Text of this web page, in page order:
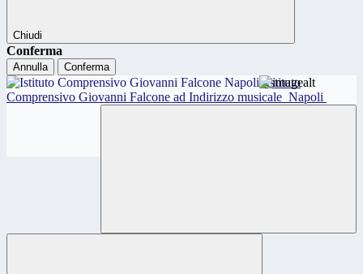
Chiudi
Conferma
Annulla Conferma
Istituto
Comprensivo Giovanni Falcone ad Indirizzo musicale Napoli